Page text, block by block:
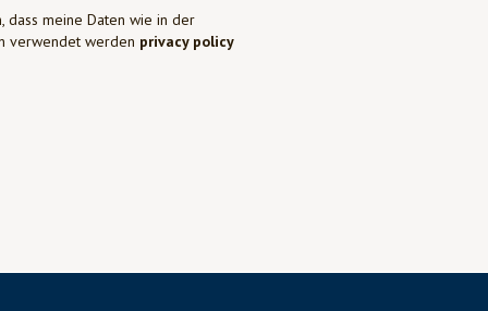
dass meine Daten wie in der
verwendet werden privacy policy